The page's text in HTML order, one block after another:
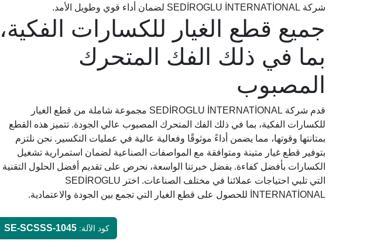
شركة SEDİROGLU İNTERNATİONAL لضمان أداء قوي وطويل الأمد.
جميع قطع الغيار للكسارات الفكية،
بما في ذلك الفك المتحرك
المصبوب
قدم شركة SEDİROGLU İNTERNATİONAL مجموعة شاملة من قطع الغيار
للكسارات الفكية، بما في ذلك الفك المتحرك المصبوب عالي الجودة. تتميز هذه القطع
بمتانتها وقوتها، مما يضمن أداءً موثوقًا وفعالية عالية في عمليات التكسير. نحن نلتزم
بتوفير قطع غيار متينة ومتوافقة مع المواصفات الصناعية لضمان استمرارية تشغيل
الكسارات بأفضل كفاءة. بفضل خبرتنا الواسعة، نحرص على تقديم أفضل الحلول التقنية
التي تلبي احتياجات عملائنا في مختلف الصناعات. اختر SEDİROGLU
İNTERNATİONAL للحصول على قطع الغيار التي تجمع بين الجودة والاعتمادية.
كود الآلة: SE-SCSSS-1045